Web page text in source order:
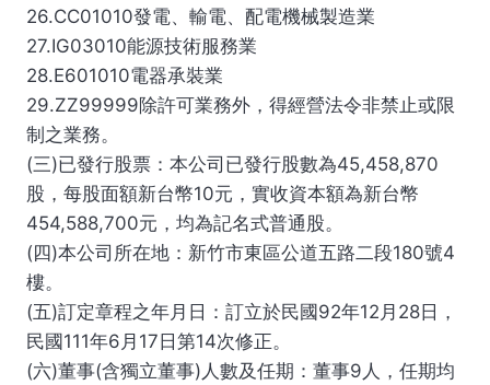
26.CC01010發電、輸電、配電機械製造業
27.IG03010能源技術服務業
28.E601010電器承裝業
29.ZZ99999除許可業務外，得經營法令非禁止或限
制之業務。
(三)已發行股票：本公司已發行股數為45,458,870
股，每股面額新台幣10元，實收資本額為新台幣
454,588,700元，均為記名式普通股。
(四)本公司所在地：新竹市東區公道五路二段180號4
樓。
(五)訂定章程之年月日：訂立於民國92年12月28日，
民國111年6月17日第14次修正。
(六)董事(含獨立董事)人數及任期：董事9人，任期均